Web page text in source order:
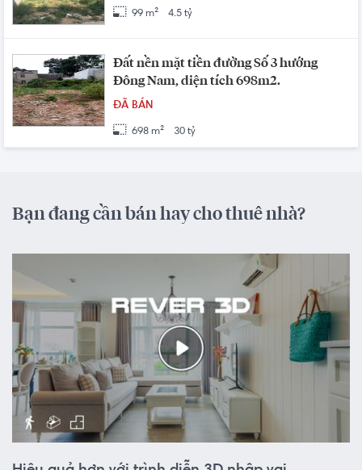
99 m² 4.5 tỷ
Đất nền mặt tiền đường Số 3 hướng
Đông Nam, diện tích 698m2.
ĐÃ BÁN
698 m² 30 tỷ
Bạn đang cần bán hay cho thuê nhà?